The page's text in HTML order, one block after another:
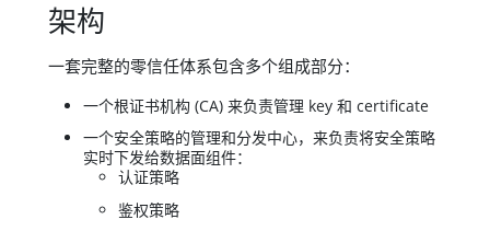
架构
一套完整的零信任体系包含多个组成部分：
一个根证书机构 (CA) 来负责管理 key 和 certificate
一个安全策略的管理和分发中心，来负责将安全策略
实时下发给数据面组件：
认证策略
鉴权策略